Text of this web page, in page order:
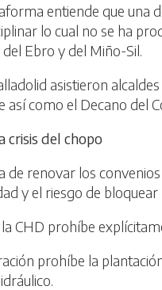
entiende que una
lo cual no se ha
Ebro y del Miño-Sil.
asistieron
así como el Decano del
crisis del chopo
de renovar los
y el riesgo de
la CHD prohíbe
prohíbe la